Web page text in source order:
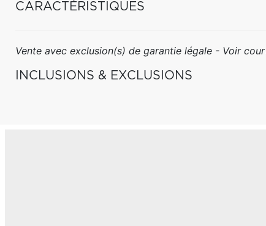
CARACTÉRISTIQUES
Vente avec exclusion(s) de garantie légale - Voir
INCLUSIONS & EXCLUSIONS